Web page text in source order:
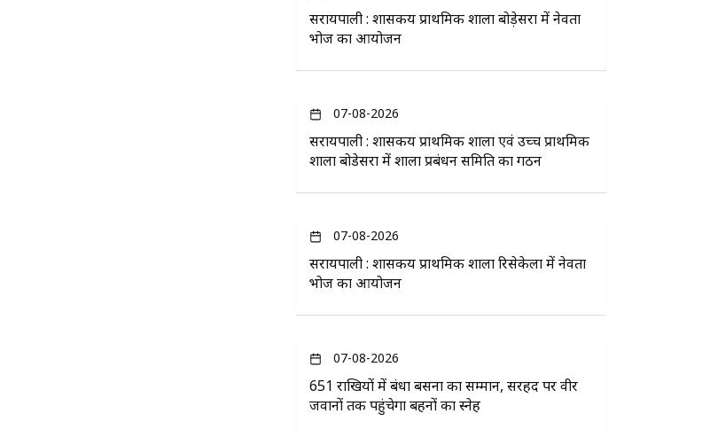
सरायपाली : शासकीय प्राथमिक शाला बोड़ेसरा में नेवता
भोज का आयोजन
07-08-2026
सरायपाली : शासकीय प्राथमिक शाला एवं उच्च प्राथमिक
शाला बोडेसरा में शाला प्रबंधन समिति का गठन
07-08-2026
सरायपाली : शासकीय प्राथमिक शाला रिसेकेला में नेवता
भोज का आयोजन
07-08-2026
651 राखियों में बंधा बसना का सम्मान, सरहद पर वीर
जवानों तक पहुंचेगा बहनों का स्नेह